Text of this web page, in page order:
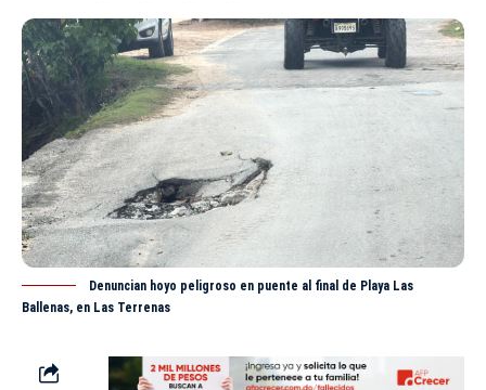
Denuncian hoyo peligroso en puente al final de Playa Las
Ballenas, en Las Terrenas